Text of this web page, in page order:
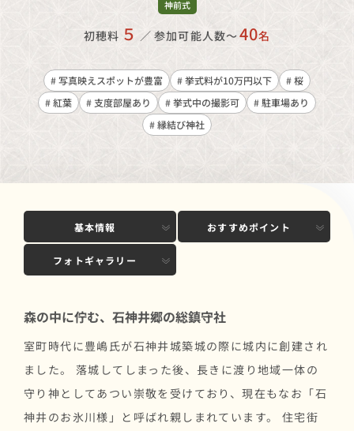
神前式
初穂料 ５ ／ 参加可能人数〜40名
# 写真映えスポットが豊富 # 挙式料が10万円以下
# 桜
# 紅葉
# 支度部屋あり # 挙式中の撮影可
# 駐車場あり
# 縁結び神社
基本情報 おすすめポイント
フォトギャラリー
森の中に佇む、石神井郷の総鎮守社
室町時代に豊嶋氏が石神井城築城の際に城内に創建され
ました。 落城してしまった後、長きに渡り地域一体の
守り神としてあつい崇敬を受けており、現在もなお「石
神井のお氷川様」と呼ばれ親しまれています。 住宅街